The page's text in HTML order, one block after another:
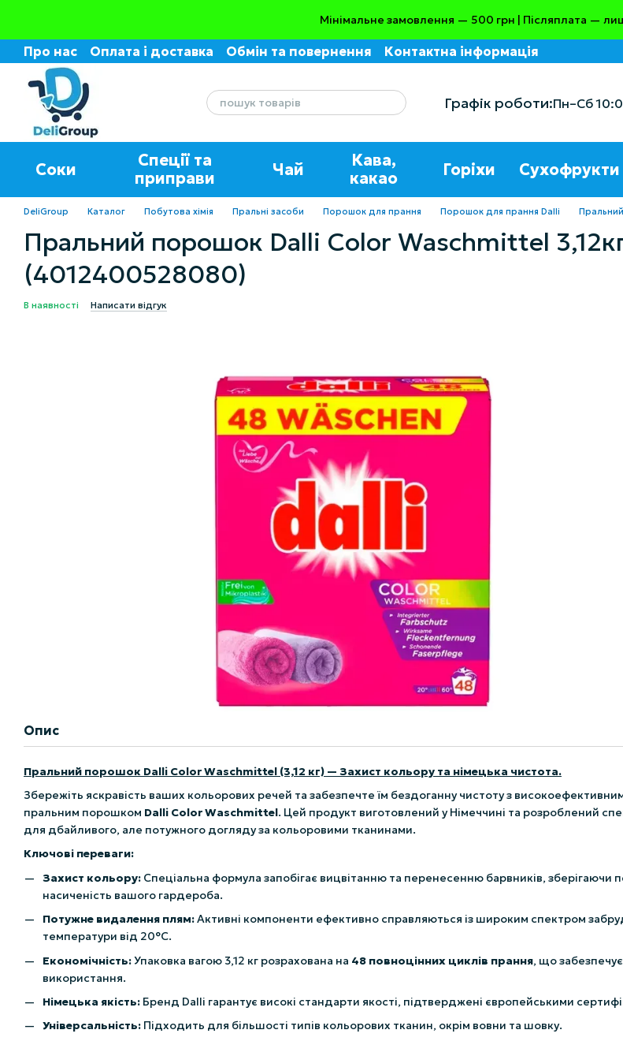
Мінімальне замовлення — 500 грн | Післяплата —
Про нас Оплата і доставка Обмін та повернення
Контактна інформація
Угода користувача
Графік роботи:Пн–Сб
Соки
Спеції та
приправи
Чай
Кава,
какао
Горіхи Сухофрукти
DeliGroup Каталог Побутова хімія Пральні засоби Порошок для прання Порошок для прання Dalli
Пральний порошок Dalli Color Waschmittel
(4012400528080)
В наявності Написати відгук
Опис
Пральний порошок Dalli Color Waschmittel (3,12 кг) — Захист кольору та німецька чистота.
Збережіть яскравість ваших кольорових речей та забезпечте їм бездоганну чистоту з
пральним порошком Dalli Color Waschmittel. Цей продукт виготовлений у Німеччині та розроблений
для дбайливого, але потужного догляду за кольоровими тканинами.
Ключові переваги:
Захист кольору: Спеціальна формула запобігає вицвітанню та перенесенню барвників, зберігаючи
насиченість вашого гардероба.
Потужне видалення плям:Активні компоненти ефективно справляються із широким спектром
температури від 20°C.
Економічність:Упаковка вагою 3,12 кг розрахована на 48 повноцінних циклів прання, що
використання.
Німецька якість: Бренд Dalli гарантує високі стандарти якості, підтверджені європейськими
Універсальність: Підходить для більшості типів кольорових тканин, окрім вовни та шовку.